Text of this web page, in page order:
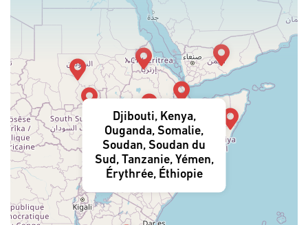
Djibouti, Kenya,
Ouganda, Somalie,
Soudan, Soudan du
Sud, Tanzanie, Yémen,
Érythrée, Éthiopie